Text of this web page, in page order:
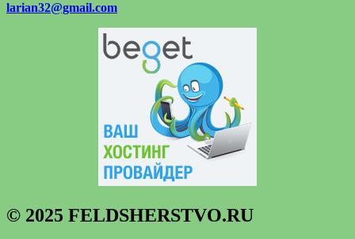
larian32@gmail.com
© 2025 FELDSHERSTVO.RU